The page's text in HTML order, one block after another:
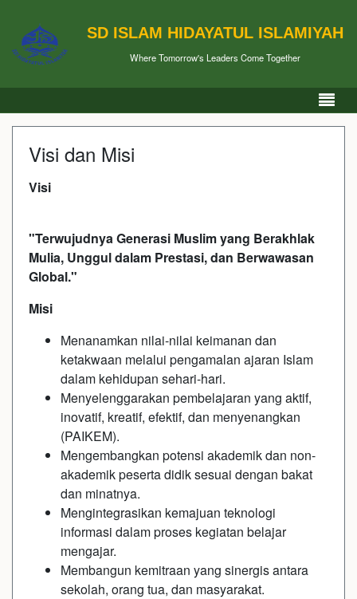
SD ISLAM HIDAYATUL ISLAMIYAH
Where Tomorrow's Leaders Come Together
Visi dan Misi
Visi
"Terwujudnya Generasi Muslim yang Berakhlak
Mulia, Unggul dalam Prestasi, dan Berwawasan
Global."
Misi
Menanamkan nilai-nilai keimanan dan
ketakwaan melalui pengamalan ajaran Islam
dalam kehidupan sehari-hari.
Menyelenggarakan pembelajaran yang aktif,
inovatif, kreatif, efektif, dan menyenangkan
(PAIKEM).
Mengembangkan potensi akademik dan non-
akademik peserta didik sesuai dengan bakat
dan minatnya.
Mengintegrasikan kemajuan teknologi
informasi dalam proses kegiatan belajar
mengajar.
Membangun kemitraan yang sinergis antara
sekolah, orang tua, dan masyarakat.